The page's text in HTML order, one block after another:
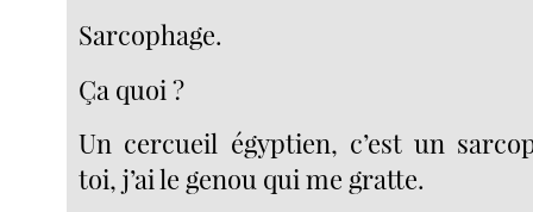
Sarcophage.
Ça quoi ?
Un cercueil égyptien, c’est un
toi, j’ai le genou qui me gratte.